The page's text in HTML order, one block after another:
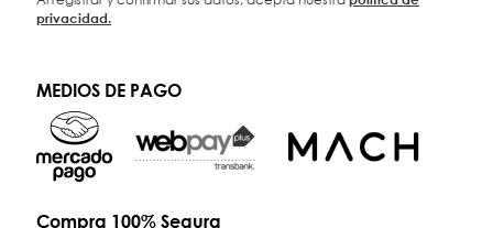
privacidad.
MEDIOS DE PAGO
Compra 100% Segura